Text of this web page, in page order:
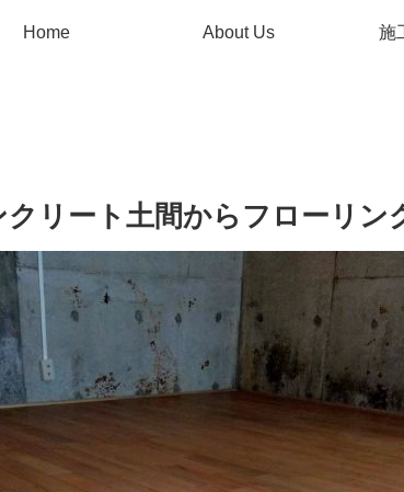
Home About Us 施
クリート土間からフローリン